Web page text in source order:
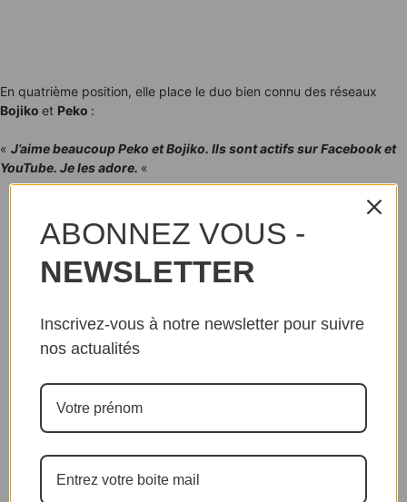
En quatrième position, elle place le duo bien connu des réseaux
Bojiko et Peko :
« J’aime beaucoup Peko et Bojiko. Ils sont actifs sur Facebook et
YouTube. Je les adore. «
ABONNEZ VOUS -
NEWSLETTER
Inscrivez-vous à notre newsletter pour suivre
nos actualités